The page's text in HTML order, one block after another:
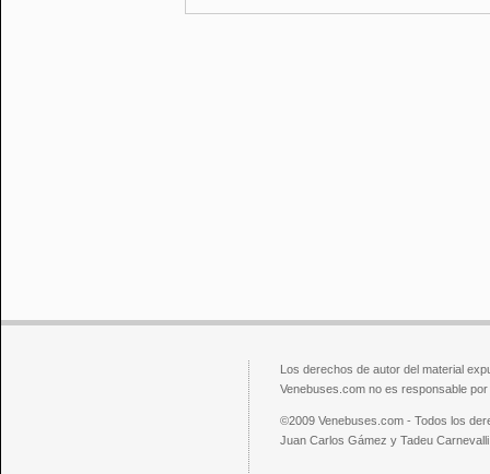
Los derechos de autor del material
Venebuses.com no es responsable
©2009 Venebuses.com - Todos los
Juan Carlos Gámez y Tadeu Carnevalli